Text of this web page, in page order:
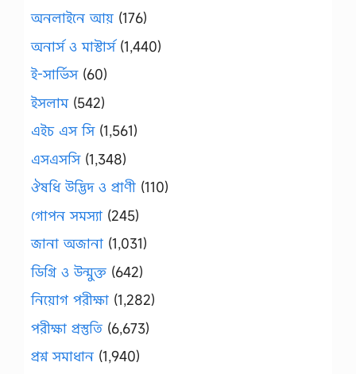
অনলাইনে আয় (176)
অনার্স ও মাস্টার্স(1,440)
ই-সার্ভিস(60)
ইসলাম(542)
এইচ এস সি(1,561)
এসএসসি(1,348)
ঔষধি উদ্ভিদ ও প্রাণী (110)
গোপন সমস্যা (245)
জানা অজানা (1,031)
ডিগ্রি ও উন্মুক্ত (642)
নিয়োগ পরীক্ষা (1,282)
পরীক্ষা প্রস্তুতি (6,673)
প্রশ্ন সমাধান (1,940)